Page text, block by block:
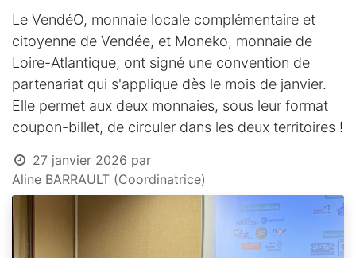
Le VendéO, monnaie locale complémentaire et
citoyenne de Vendée, et Moneko, monnaie de
Loire-Atlantique, ont signé une convention de
partenariat qui s'applique dès le mois de janvier.
Elle permet aux deux monnaies, sous leur format
coupon-billet, de circuler dans les deux territoires !
27 janvier 2026 par
Aline BARRAULT (Coordinatrice)